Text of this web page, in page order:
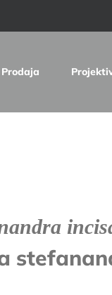
Prodaja